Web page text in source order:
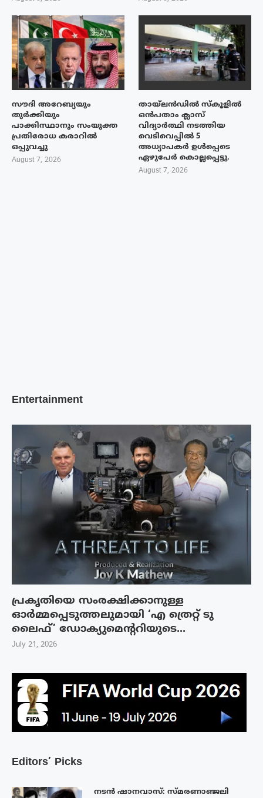
Editors’ Picks
നടൻ ഷാനവാസ്: സ്മരണാഞ്ജലി
സൗദി അറേബ്യയും
തുർക്കിയും
പാക്കിസ്ഥാനും സംയുക്ത
പ്രതിരോധ കരാറിൽ
ഒപ്പുവച്ചു
August 7, 2026
തായ്‌ലൻഡിൽ സ്കൂളിൽ
ഒൻപതാം ക്ലാസ്
വിദ്യാർത്ഥി നടത്തിയ
വെടിവെപ്പിൽ 5
അധ്യാപകർ ഉൾപ്പെടെ
ഏഴുപേർ കൊല്ലപ്പെട്ടു.
August 7, 2026
Entertainment
പ്രകൃതിയെ സംരക്ഷിക്കാനുള്ള
ഓർമ്മപ്പെടുത്തലുമായി ‘എ ത്രെറ്റ് ടു
ലൈഫ്’ ഡോക്യുമെന്ററിയുടെ...
July 21, 2026